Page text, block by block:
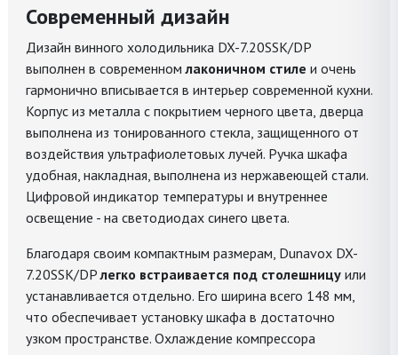
Современный дизайн
Дизайн винного холодильника DX-7.20SSK/DP
выполнен в современномлаконичном стиле и очень
гармонично вписывается в интерьер современной кухни.
Корпус из металла с покрытием черного цвета, дверца
выполнена из тонированного стекла, защищенного от
воздействия ультрафиолетовых лучей. Ручка шкафа
удобная, накладная, выполнена из нержавеющей стали.
Цифровой индикатор температуры и внутреннее
освещение - на светодиодах синего цвета.
Благодаря своим компактным размерам, Dunavox DX-
7.20SSK/DPлегко встраивается под столешницу или
устанавливается отдельно. Его ширина всего 148 мм,
что обеспечивает установку шкафа в достаточно
узком пространстве. Охлаждение компрессора